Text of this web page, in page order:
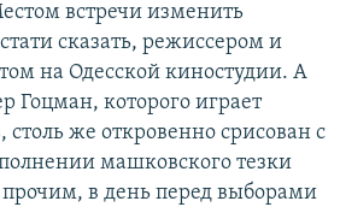
встречи изменить
сказать, режиссером и
на Одесской киностудии. А
Гоцман, которого играет
же откровенно срисован с
машковского тезки
в день перед выборами